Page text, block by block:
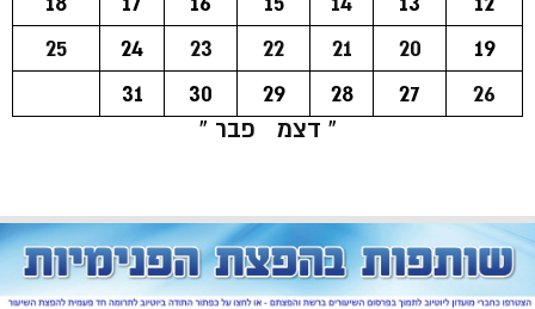
19
20
21
22
23
24
25
26
27
28
29
30
31
« דצמ
פבר »